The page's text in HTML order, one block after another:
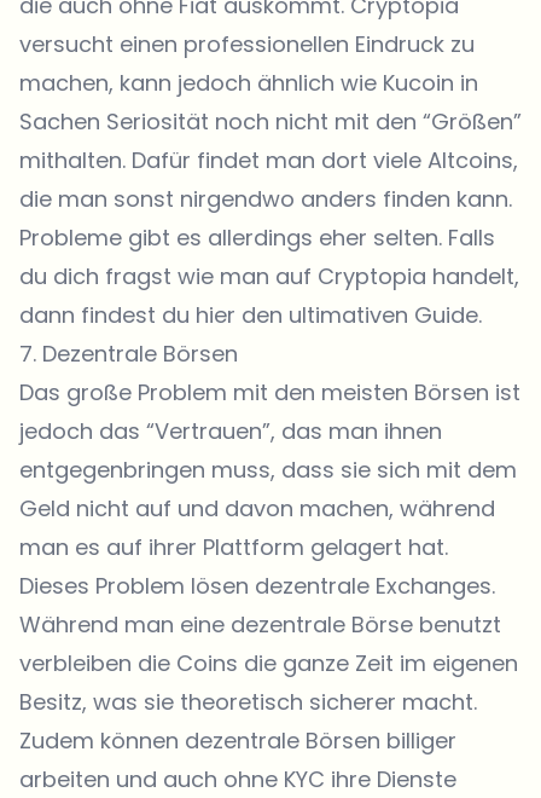
versucht einen professionellen Eindruck zu
machen, kann jedoch ähnlich wie Kucoin in
Sachen Seriosität noch nicht mit den “Größen”
mithalten. Dafür findet man dort viele Altcoins,
die man sonst nirgendwo anders finden kann.
Probleme gibt es allerdings eher selten. Falls
du dich fragst wie man auf Cryptopia handelt,
dann findest du hier den ultimativen Guide.
7. Dezentrale Börsen
Das große Problem mit den meisten Börsen ist
jedoch das “Vertrauen”, das man ihnen
entgegenbringen muss, dass sie sich mit dem
Geld nicht auf und davon machen, während
man es auf ihrer Plattform gelagert hat.
Dieses Problem lösen dezentrale Exchanges.
Während man eine dezentrale Börse benutzt
verbleiben die Coins die ganze Zeit im eigenen
Besitz, was sie theoretisch sicherer macht.
Zudem können dezentrale Börsen billiger
arbeiten und auch ohne KYC ihre Dienste